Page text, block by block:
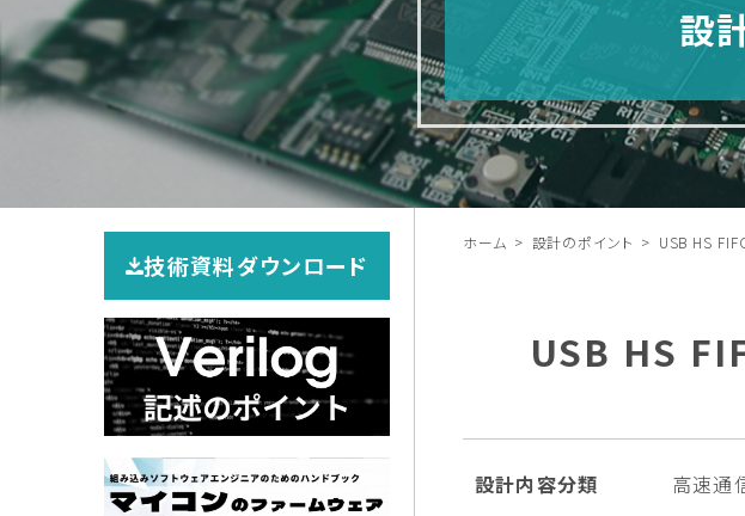
設
ホーム 設計のポイント USB HS
USB HS
設計内容分類 高速通
技術資料ダウンロード